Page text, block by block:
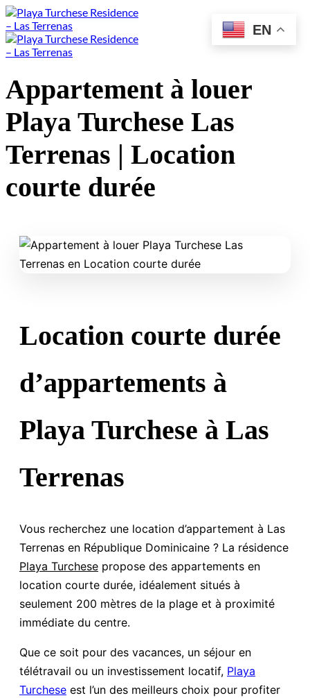
Skip
to
content
Appartement à louer
Playa Turchese Las
Terrenas | Location
courte durée
Location courte durée
d’appartements à
Playa Turchese à Las
Terrenas
Vous recherchez une location d’appartement à Las
Terrenas en République Dominicaine ? La résidence
Playa Turchese propose des appartements en
location courte durée, idéalement situés à
seulement 200 mètres de la plage et à proximité
immédiate du centre.
Que ce soit pour des vacances, un séjour en
télétravail ou un investissement locatif, Playa
Turchese est l’un des meilleurs choix pour profiter
EN